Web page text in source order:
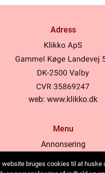
Adress
web: www.klikko.dk
Menu
Annonsering
website bruges cookies til at huske